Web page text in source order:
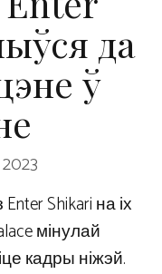
да
ў
Shikari на іх
мінулай
кадры ніжэй.